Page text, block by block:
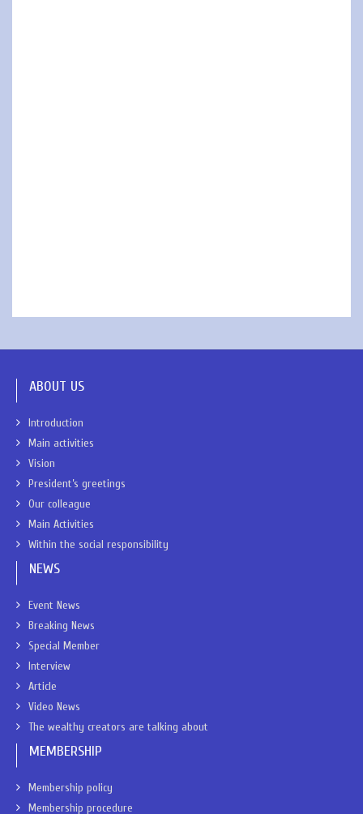
ABOUT US
Introduction
Main activities
Vision
President’s greetings
Our colleague
Main Activities
Within the social responsibility
NEWS
Event News
Breaking News
Special Member
Interview
Article
Video News
The wealthy creators are talking about
MEMBERSHIP
Membership policy
Membership procedure